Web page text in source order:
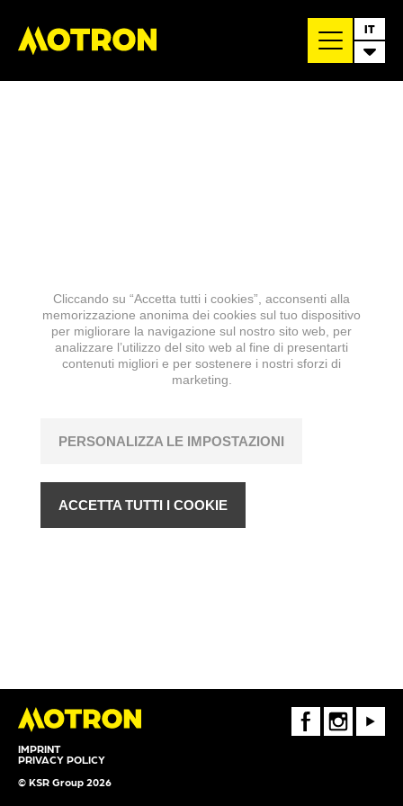
IT
IMPRINT
PRIVACY POLICY
© KSR Group 2026
FaceBookInstagramYoutube
Cliccando su “Accetta tutti i cookies”, acconsenti alla
memorizzazione anonima dei cookies sul tuo dispositivo
per migliorare la navigazione sul nostro sito web, per
analizzare l’utilizzo del sito web al fine di presentarti
contenuti migliori e per sostenere i nostri sforzi di
marketing.
PERSONALIZZA LE IMPOSTAZIONI
ACCETTA TUTTI I COOKIE